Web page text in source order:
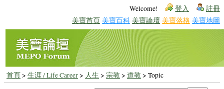
Welcome! 登入 註冊
美寶首頁 美寶百科 美寶論壇 美寶落格 美寶地圖
首頁> 生涯 / Life Career> 人生 > 宗教 > 道教 > Topic